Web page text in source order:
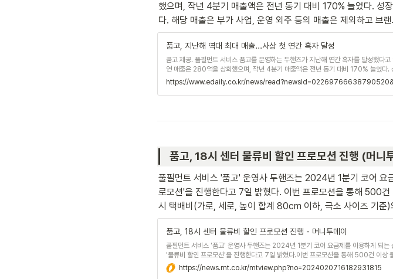
했으며, 작년 4분기 매출액은 전년 동기 대비 170% 늘었다. 성
다. 해당 매출은 부가 사업, 운영 외주 등의 매출은 제외하고 브
품고, 지난해 역대 최대 매출...사상 첫 연간 흑자 달성
품고 제공. 풀필먼트 서비스 품고를 운영하는 두핸즈가 지난해 연간 흑자를 달성했다
연 매출은 280억을 상회했으며, 작년 4분기 매출액은 전년 동기 대비 170% 늘었다.
과제를 모두 성공적으로 달성했다는 평가다...
품고, 18시 센터 물류비 할인 프로모션 진행 (머
풀필먼트 서비스 '품고' 운영사 두핸즈는 2024년 1분기 코어 요
로모션'을 진행한다고 7일 밝혔다. 이번 프로모션을 통해 500
시 택배비(가로, 세로, 높이 합계 80cm 이하, 극소 사이즈 기준)
품고, 18시 센터 물류비 할인 프로모션 진행 - 머니투데이
풀필먼트 서비스 '품고' 운영사 두핸즈는 2024년 1분기 코어 요금제를 이용하게 되는
'물류비 할인 프로모션'을 진행한다고 7일 밝혔다.이번 프로모션을 통해 500건 이상
셀러는 품고의 '18시 센터' 입점 시 택배비(가로, 세로, 높이 합계 80cm 이하, 극소 사
포함해 ...
https://news.mt.co.kr/mtview.php?no=2024020716182931815